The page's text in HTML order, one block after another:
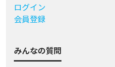
ログイン
会員登録
みんなの質問